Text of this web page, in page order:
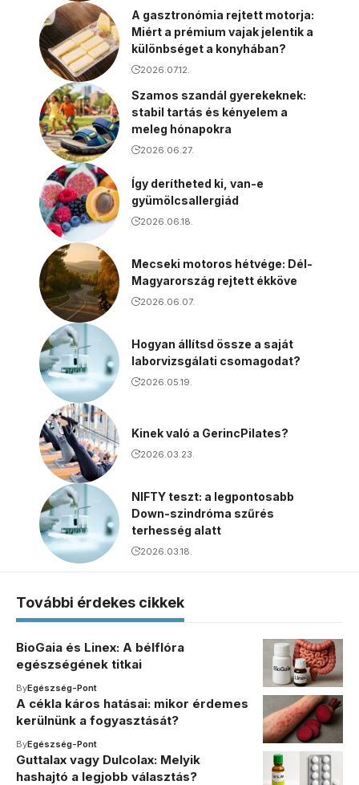
A gasztronómia rejtett motorja:
Miért a prémium vajak jelentik a
különbséget a konyhában?
2026.07.12.
Szamos szandál gyerekeknek:
stabil tartás és kényelem a
meleg hónapokra
2026.06.27.
Így derítheted ki, van-e
gyümölcsallergiád
2026.06.18.
Mecseki motoros hétvége: Dél-
Magyarország rejtett ékköve
2026.06.07.
Hogyan állítsd össze a saját
laborvizsgálati csomagodat?
2026.05.19.
Kinek való a GerincPilates?
2026.03.23.
NIFTY teszt: a legpontosabb
Down-szindróma szűrés
terhesség alatt
2026.03.18.
További érdekes cikkek
BioGaia és Linex: A bélflóra
egészségének titkai
ByEgészség-Pont
A cékla káros hatásai: mikor érdemes
kerülnünk a fogyasztását?
ByEgészség-Pont
Guttalax vagy Dulcolax: Melyik
hashajtó a legjobb választás?